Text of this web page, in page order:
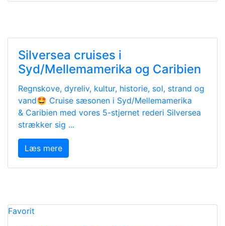
Silversea cruises i
Syd/Mellemamerika og Caribien
Regnskove, dyreliv, kultur, historie, sol, strand og
vand🤩 Cruise sæsonen i Syd/Mellemamerika
& Caribien med vores 5-stjernet rederi Silversea
strækker sig ...
Læs mere
Favorit